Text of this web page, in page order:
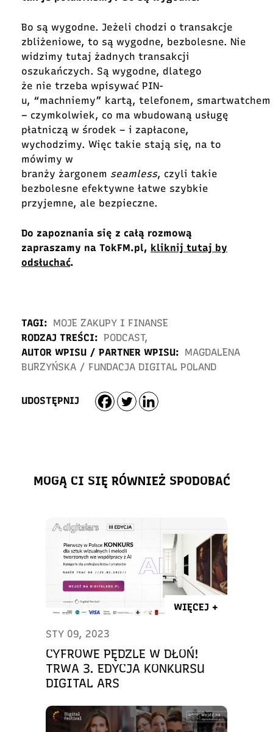
Bo są wygodne. Jeżeli chodzi o transakcje
zbliżeniowe, to są wygodne, bezbolesne. Nie
widzimy tutaj żadnych transakcji
oszukańczych. Są wygodne, dlatego
że nie trzeba wpisywać PIN-
u, “machniemy” kartą, telefonem, smartwatchem
– czymkolwiek, co ma wbudowaną usługę
płatniczą w środek – i zapłacone,
wychodzimy. Więc takie stają się, na to
mówimy w
branży żargonem seamless, czyli takie
bezbolesne efektywne łatwe szybkie
przyjemne, ale bezpieczne.
Do zapoznania się z całą rozmową
zapraszamy na TokFM.pl, kliknij tutaj by
odsłuchać.
TAGI: MOJE ZAKUPY I FINANSE
RODZAJ TREŚCI: PODCAST,
AUTOR WPISU / PARTNER WPISU: MAGDALENA
BURZYŃSKA / FUNDACJA DIGITAL POLAND
UDOSTĘPNIJ
MOGĄ CI SIĘ RÓWNIEŻ SPODOBAĆ
WIĘCEJ +
STY 09, 2023
CYFROWE PĘDZLE W DŁOŃ!
TRWA 3. EDYCJA KONKURSU
DIGITAL ARS